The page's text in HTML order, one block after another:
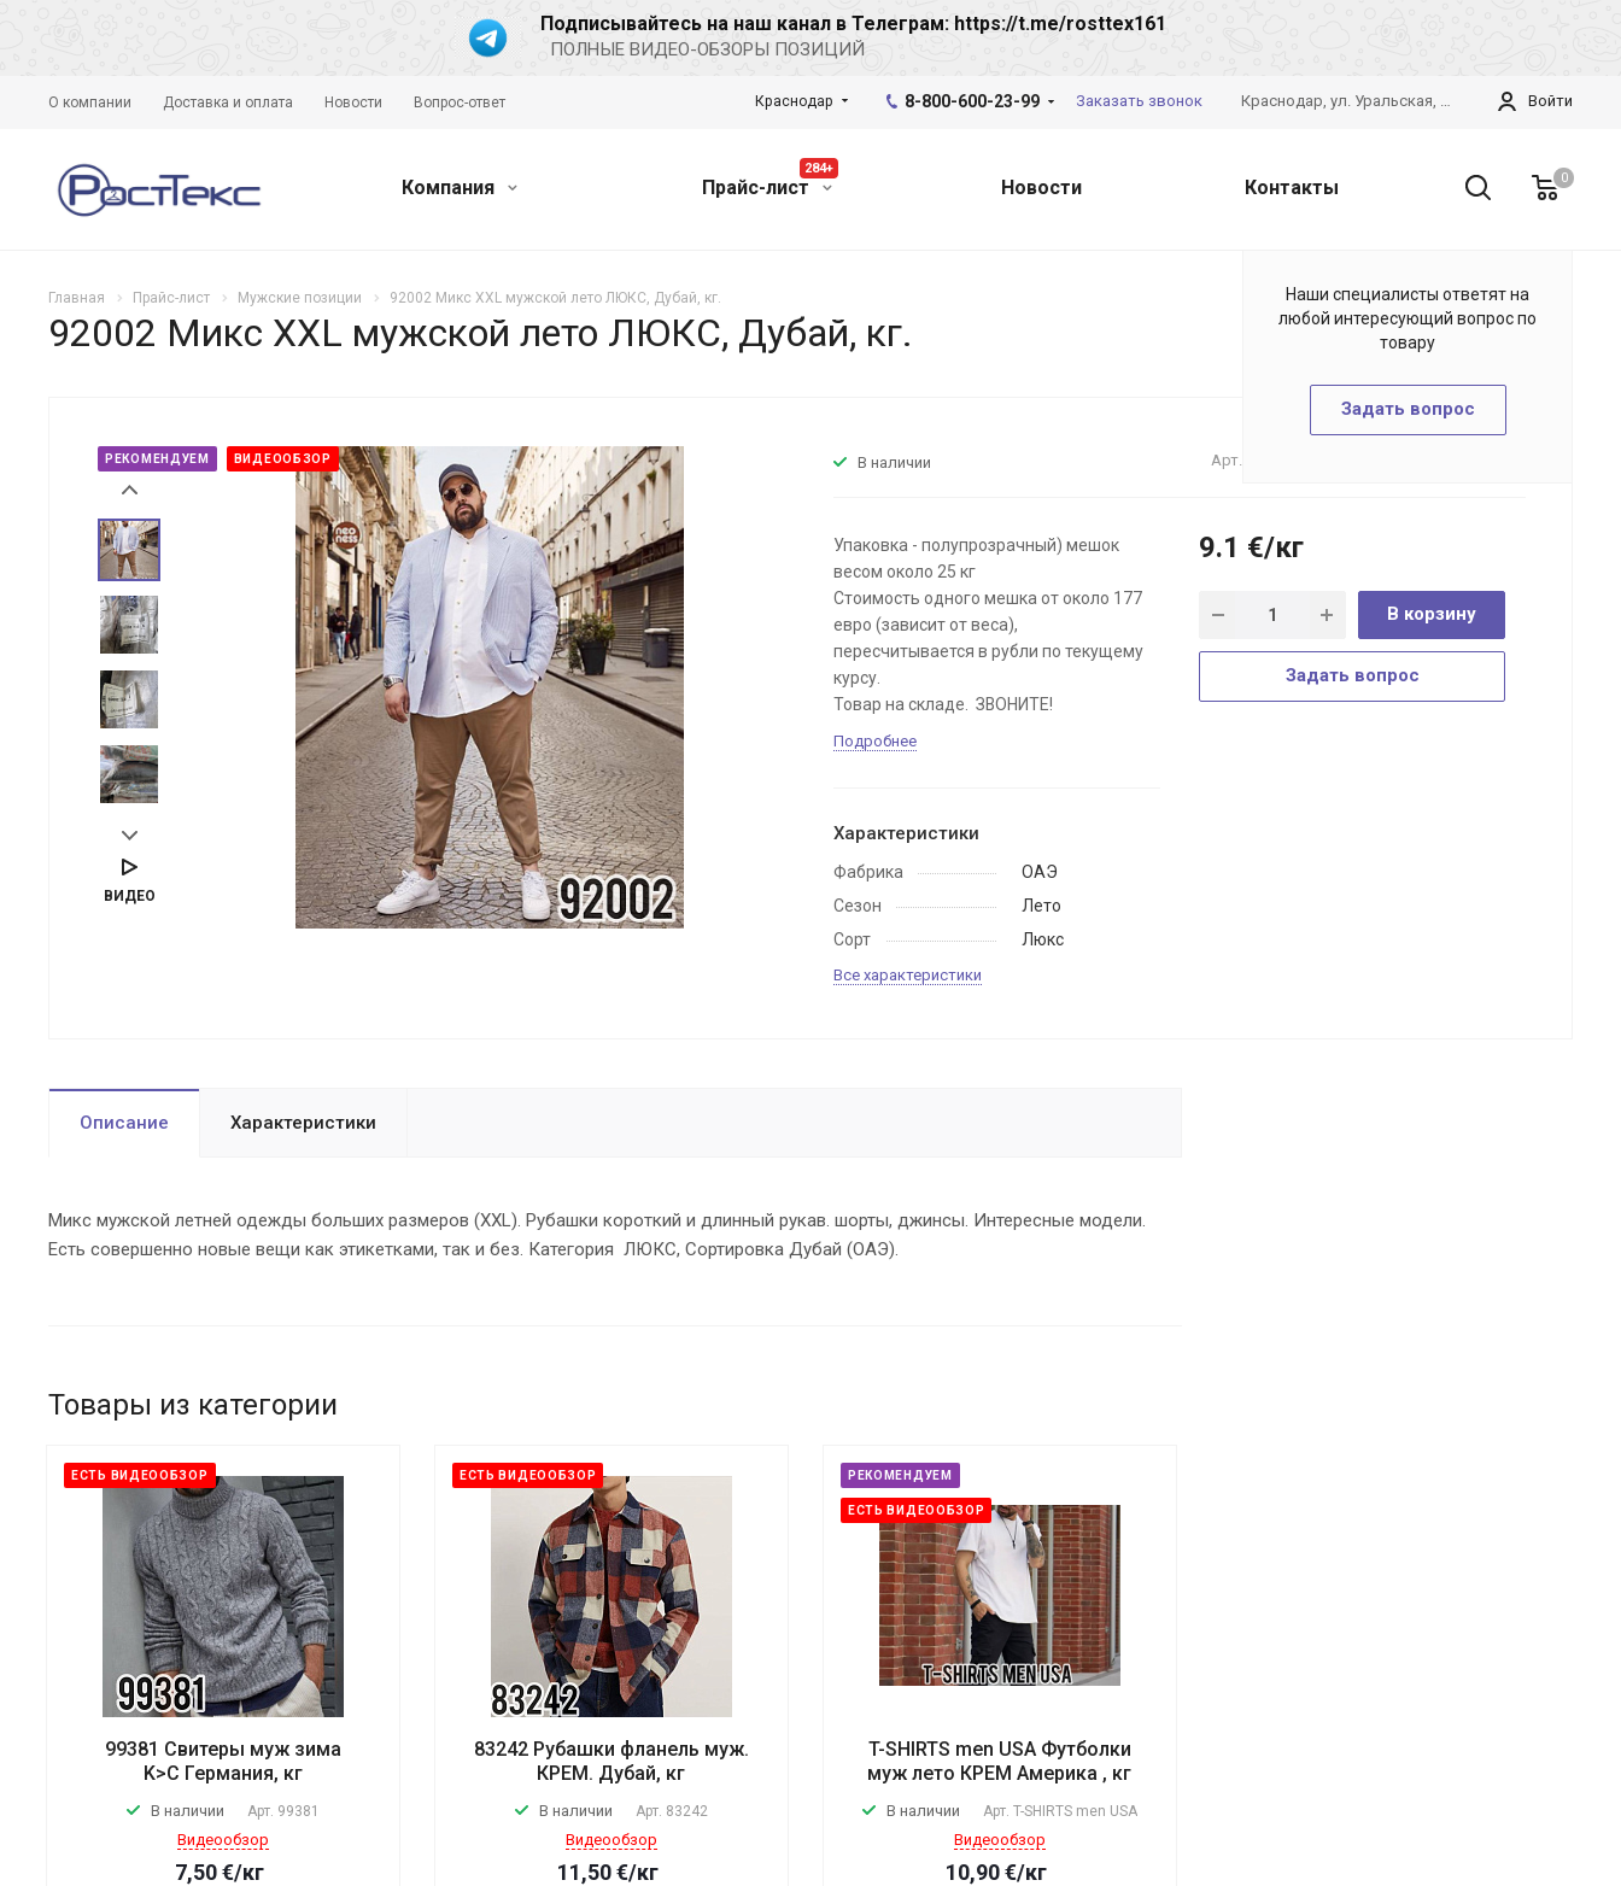
Подписывайтесь на наш канал в Телеграм: https://t.me/rosttex161
ПОЛНЫЕ ВИДЕО-ОБЗОРЫ ПОЗИЦИЙ
О компании Доставка и оплата Новости Вопрос-ответ Войти
Краснодар, ул. Уральская, 126/4
8-800-600-23-99 Заказать звонок
Краснодар
0
Компания Прайс-лист
284+
Новости Контакты
Главная Прайс-лист Мужские позиции 92002 Микс XXL мужской лето ЛЮКС, Дубай, кг.
92002 Микс XXL мужской лето ЛЮКС, Дубай, кг.
РЕКОМЕНДУЕМ ВИДЕООБЗОР
ВИДЕО
В наличии Арт.
Упаковка - полупрозрачный) мешок
весом около 25 кг
Стоимость одного мешка от около 177
евро (зависит от веса),
пересчитывается в рубли по текущему
курсу.
Товар на складе. ЗВОНИТЕ!
Подробнее
Характеристики
Фабрика
ОАЭ
Сезон
Лето
Сорт
Люкс
Все характеристики
9.1 €/кг
В корзину
Задать вопрос
Описание Характеристики
Микс мужской летней одежды больших размеров (XXL). Рубашки короткий и длинный рукав. шорты, джинсы. Интересные модели.
Есть совершенно новые вещи как этикетками, так и без. Категория ЛЮКС, Сортировка Дубай (ОАЭ).
Товары из категории
ЕСТЬ ВИДЕООБЗОР
99381 Свитеры муж зима
K>C Германия, кг
В наличии Арт. 99381
Видеообзор
7,50€/кг
ЕСТЬ ВИДЕООБЗОР
83242 Рубашки фланель муж.
КРЕМ. Дубай, кг
В наличии Арт. 83242
Видеообзор
11,50€/кг
РЕКОМЕНДУЕМ
ЕСТЬ ВИДЕООБЗОР
T-SHIRTS men USA Футболки
муж лето КРЕМ Америка , кг
В наличии Арт. T-SHIRTS men USA
Видеообзор
10,90€/кг
Наши специалисты ответят на
любой интересующий вопрос по
товару
Задать вопрос